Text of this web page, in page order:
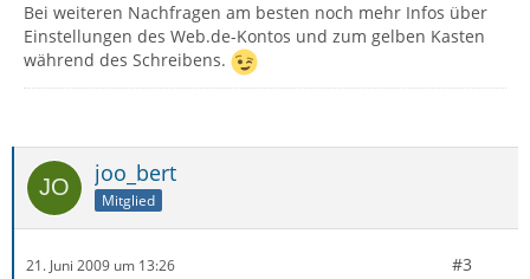
Bei weiteren Nachfragen am besten noch mehr Infos über
Einstellungen des Web.de-Kontos und zum gelben Kasten
während des Schreibens.
joo_bert
Mitglied
21. Juni 2009 um 13:26 #3